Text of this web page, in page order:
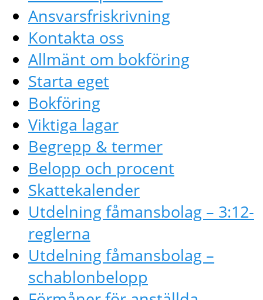
Ansvarsfriskrivning
Kontakta oss
Allmänt om bokföring
Starta eget
Bokföring
Viktiga lagar
Begrepp & termer
Belopp och procent
Skattekalender
Utdelning fåmansbolag – 3:12-
reglerna
Utdelning fåmansbolag –
schablonbelopp